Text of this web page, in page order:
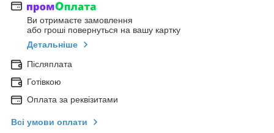
Ви отримаєте замовлення
або гроші повернуться на вашу картку
Детальніше
Післяплата
Готівкою
Оплата за реквізитами
Всі умови оплати